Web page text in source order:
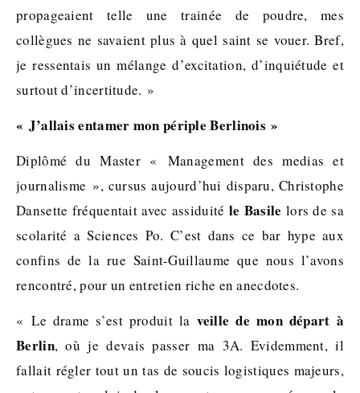
propageaient telle une trainée de poudre, mes
collègues ne savaient plus à quel saint se vouer. Bref,
je ressentais un mélange d’excitation, d’inquiétude et
surtout d’incertitude. »
« J’allais entamer mon périple Berlinois »
Diplômé du Master « Management des medias et
journalisme », cursus aujourd’hui disparu, Christophe
Dansette fréquentait avec assiduité le Basile lors de sa
scolarité a Sciences Po. C’est dans ce bar hype aux
confins de la rue Saint-Guillaume que nous l’avons
rencontré, pour un entretien riche en anecdotes.
« Le drame s’est produit la veille de mon départ à
Berlin, où je devais passer ma 3A. Evidemment, il
fallait régler tout un tas de soucis logistiques majeurs,